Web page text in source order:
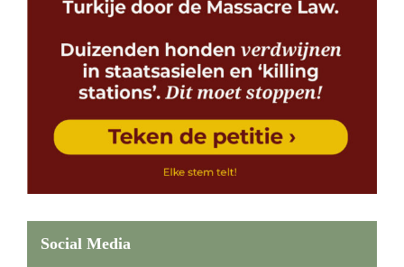
Social Media